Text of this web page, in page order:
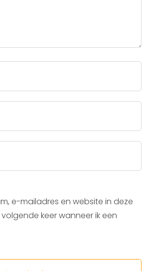
e-mailadres en website in deze
keer wanneer ik een